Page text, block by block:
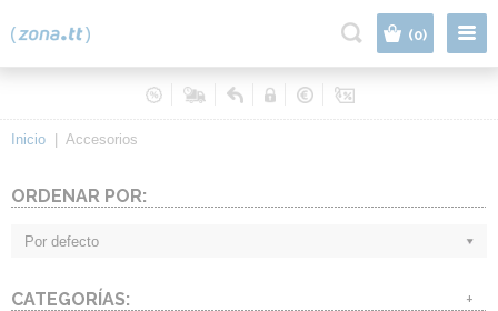
(0)
Inicio Accesorios
ORDENAR POR:
Por defecto
CATEGORÍAS: +